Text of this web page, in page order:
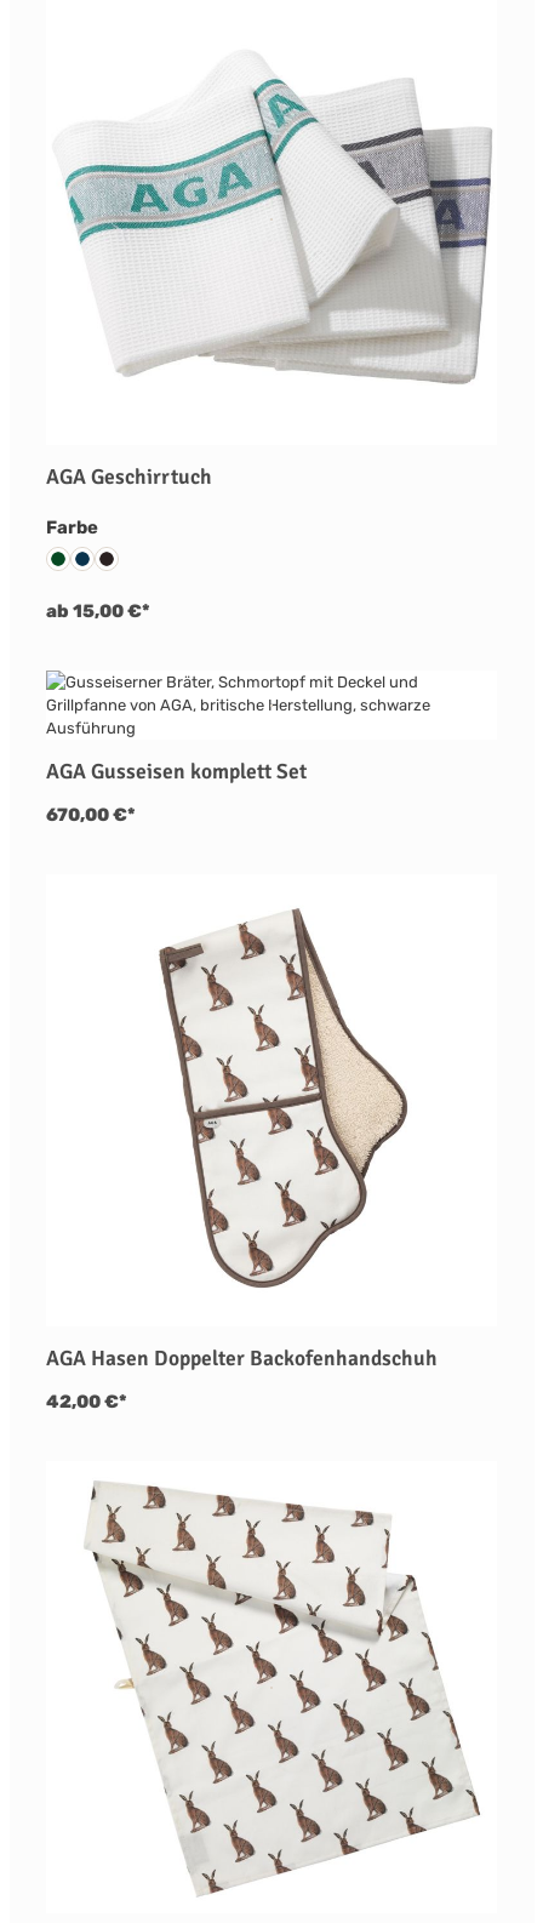
AGA Geschirrtuch
Farbeauswählen
Green
BlueBlack
ab 15,00 €*
AGA Gusseisen komplett Set
670,00 €*
AGA Hasen Doppelter Backofenhandschuh
42,00 €*